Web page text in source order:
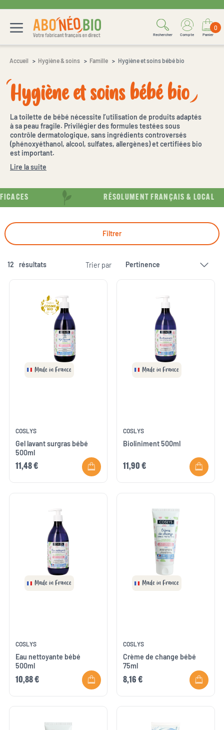
Rechercher Compte
0
Panier
Accueil Hygiène & soins Famille Hygiène et soins bébé bio
Hygiène et soins bébé bio
La toilette de bébé nécessite l’utilisation de produits adaptés
à sa peau fragile. Privilégier des formules testées sous
contrôle dermatologique, sans ingrédients controversés
(phénoxyéthanol, alcool, sulfates, allergènes) et certifiées bio
est important.
Lire la suite
RÉSOLUMENT FRANÇAIS & LOCAL
Filtrer
12 résultats Trier par
Made in France
COSLYS
Gel lavant surgras bébé
500ml
11,48 €
Made in France
COSLYS
Bioliniment 500ml
11,90 €
Made in France
COSLYS
Eau nettoyante bébé
500ml
10,88 €
Made in France
COSLYS
Crème de change bébé
75ml
8,16 €